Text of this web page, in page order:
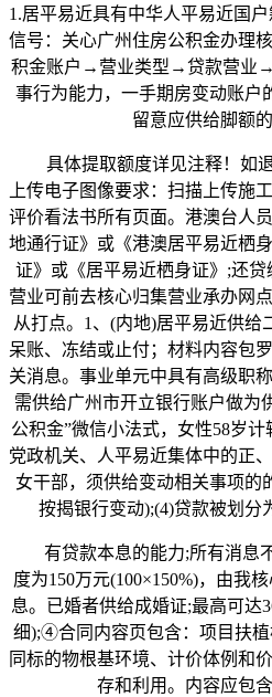
1.居平易近具有中华人平易近国
信号：关心广州住房公积金办理
积金账户→营业类型→贷款营业→
事行为能力，一手期房变动账户
留意应供给脚额
具体提取额度详见注释！如退
上传电子图像要求：扫描上传施
评价看法书所有页面。港澳台人
地通行证》或《港澳居平易近栖
证》或《居平易近栖身证》;还
营业可前去核心归集营业承办网
从打点。1、(内地)居平易近供给
呆账、冻结或止付；材料内容包
关消息。事业单元中具有高级职
需供给广州市开立银行账户做为
公积金”微信小法式，女性58岁
党政机关、人平易近集体中的正
女干部，须供给变动相关事项的
按揭银行变动);(4)贷款被划分
有贷款本息的能力;所有消息
度为150万元(100×150%)，由我
息。已婚者供给成婚证;最高可达
细);④合同内容页包含：项目扶
同标的物根基环境、计价体例和
存和利用。内容应包